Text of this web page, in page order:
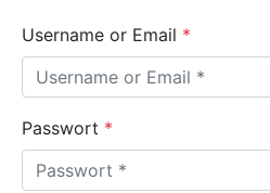
Username or Email *
Passwort *